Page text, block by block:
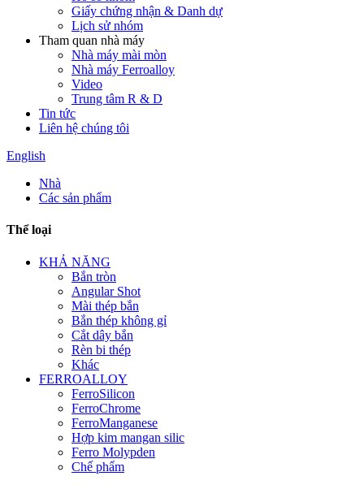
Giấy chứng nhận & Danh dự
Lịch sử nhóm
Tham quan nhà máy
Nhà máy mài mòn
Nhà máy Ferroalloy
Video
Trung tâm R & D
Tin tức
Liên hệ chúng tôi
English
Nhà
Các sản phẩm
Thể loại
KHẢ NĂNG
Bắn tròn
Angular Shot
Mài thép bắn
Bắn thép không gỉ
Cắt dây bắn
Rèn bi thép
Khác
FERROALLOY
FerroSilicon
FerroChrome
FerroManganese
Hợp kim mangan silic
Ferro Molypden
Chế phẩm